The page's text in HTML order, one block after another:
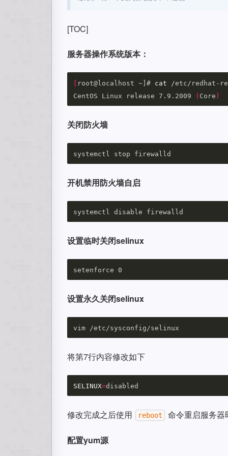
[TOC]
服务器操作系统版本：
root@localhost ~]# cat /etc/redhat-
CentOS Linux release 7.9.2009
( Core )
关闭防火墙
开机禁用防火墙自启
设置临时关闭selinux
设置永久关闭selinux
将第7行内容修改如下
SELINUX=
修改完成之后使用 reboot 命令重启服务
配置yum源